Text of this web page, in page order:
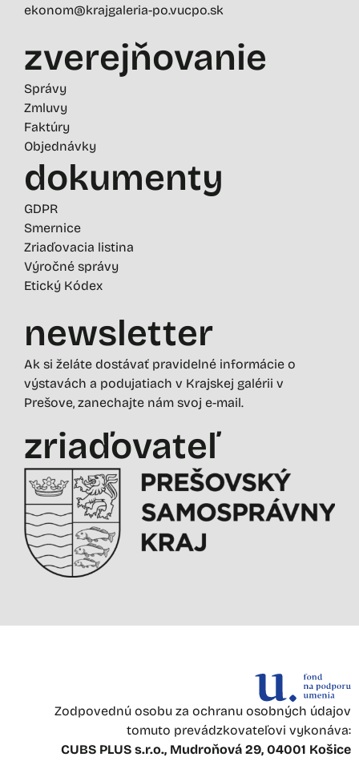
ekonom@krajgaleria-po.vucpo.sk
zverejňovanie
Správy
Zmluvy
Faktúry
Objednávky
dokumenty
GDPR
Smernice
Zriaďovacia listina
Výročné správy
Etický Kódex
newsletter
Ak si želáte dostávať pravidelné informácie o
výstavách a podujatiach v Krajskej galérii v
Prešove, zanechajte nám svoj e-mail.
zriaďovateľ
Zodpovednú osobu za ochranu osobných údajov
tomuto prevádzkovateľovi vykonáva:
CUBS PLUS s.r.o., Mudroňová 29, 04001 Košice